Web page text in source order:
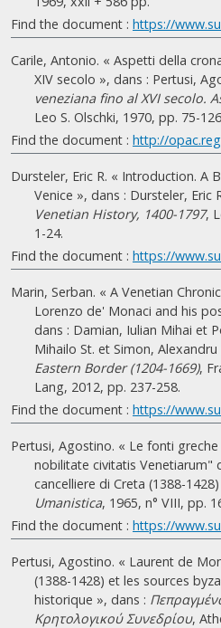
Find the document : https://
Carile, Antonio. « Aspetti della
XIV secolo », dans : Pertusi,
veneziana fino al XVI secolo.
Leo S. Olschki, 1970, pp. 75-
Find the document : http://
Dursteler, Eric R. « Introduction. A
Venice », dans : Dursteler, Eric
Venetian History, 1400-1797,
1-24.
Find the document : https://
Marin, Serban. « A Venetian
Lorenzo de' Monaci and his
dans : Damian, Iulian Mihai et
Mihailo St. et Simon, Alexandru
Eastern Border (1204-1669),
Lang, 2012, pp. 237-258.
Find the document : https://
Pertusi, Agostino. « Le fonti
nobilitate civitatis Venetiarum"
cancelliere di Creta (1388-
Umanistica, 1965, n° VIII, pp.
Find the document : https://
Pertusi, Agostino. « Laurent de
(1388-1428) et les sources
historique », dans :
Κρητολογικού Συνεδρίου,